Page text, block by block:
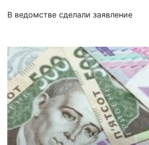
В ведомстве сделали заявление